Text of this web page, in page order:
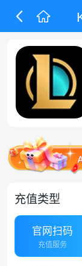
充值类型
官网扫码
充值服务